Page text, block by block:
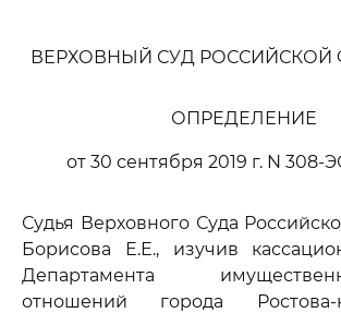
ВЕРХОВНЫЙ СУД РОССИЙСКОЙ
ОПРЕДЕЛЕНИЕ
от 30 сентября 2019 г. N 308-
Судья Верховного Суда
Борисова Е.Е., изучив
Департамента
отношений города